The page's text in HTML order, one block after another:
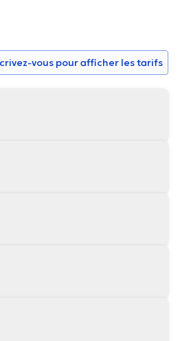
vous pour afficher les tarifs